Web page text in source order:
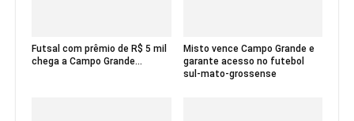
Futsal com prêmio de R$ 5 mil
chega a Campo Grande...
Misto vence Campo Grande e
garante acesso no futebol
sul-mato-grossense